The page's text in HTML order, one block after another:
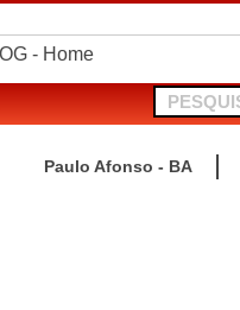
Paulo Afonso - BA